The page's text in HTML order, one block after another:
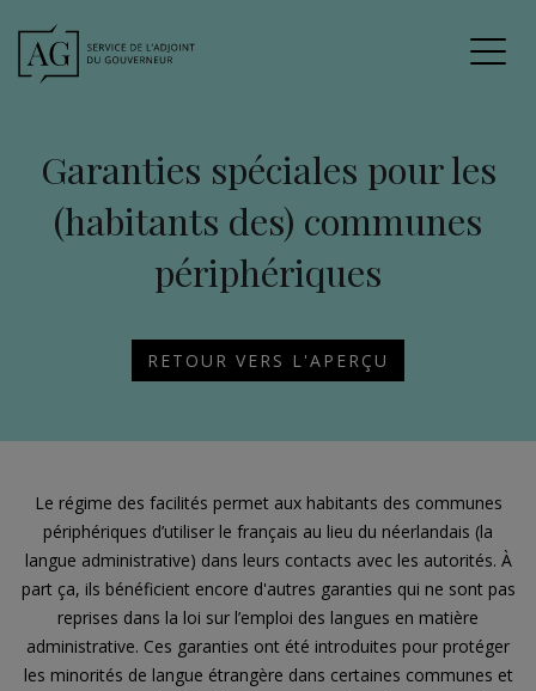
Garanties spéciales pour les
(habitants des) communes
périphériques
RETOUR VERS L'APERÇU
Le régime des facilités permet aux habitants des communes
périphériques d’utiliser le français au lieu du néerlandais (la
langue administrative) dans leurs contacts avec les autorités. À
part ça, ils bénéficient encore d'autres garanties qui ne sont pas
reprises dans la loi sur l’emploi des langues en matière
administrative. Ces garanties ont été introduites pour protéger
les minorités de langue étrangère dans certaines communes et